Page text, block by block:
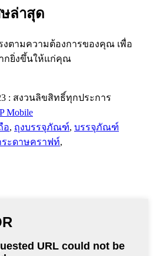
ล่าสุด
ตามความต้องการของคุณ เพื่อ
ยิ่งขึ้นให้แก่คุณ
: สงวนลิขสิทธิ์ทุกประการ
Mobile
อ, ถุงบรรจุภัณฑ์, บรรจุภัณฑ์
ระดาษคราฟท์,